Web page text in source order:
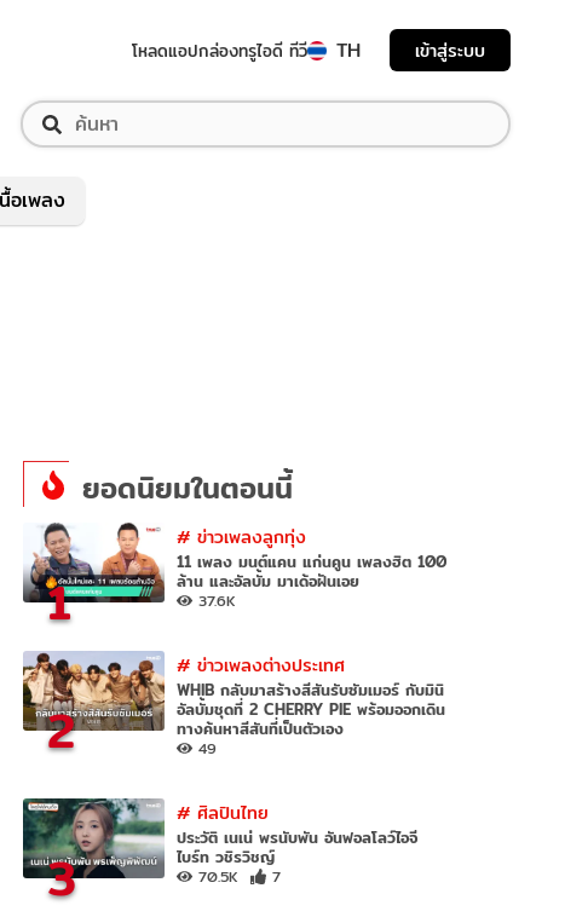
โหลดแอปกล่องทรูไอดี ทีวี TH เข้าสู่ระบบ
อเพลง
ยอดนิยมในตอนนี้
1
# ข่าวเพลงลูกทุ่ง
11 เพลง มนต์แคน แก่นคูน เพลงฮิต 100
ล้าน และอัลบั้ม มาเด้อฝันเอย
37.6K
2
# ข่าวเพลงต่างประเทศ
WHIB กลับมาสร้างสีสันรับซัมเมอร์ กับมินิ
อัลบั้มชุดที่ 2 CHERRY PIE พร้อมออกเดิน
ทางค้นหาสีสันที่เป็นตัวเอง
49
3
# ศิลปินไทย
ประวัติ เนเน่ พรนับพัน อันฟอลโลว์ไอจี
ไบร์ท วชิรวิชญ์
70.5K 7